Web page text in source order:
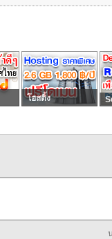
โฮสติ้ง